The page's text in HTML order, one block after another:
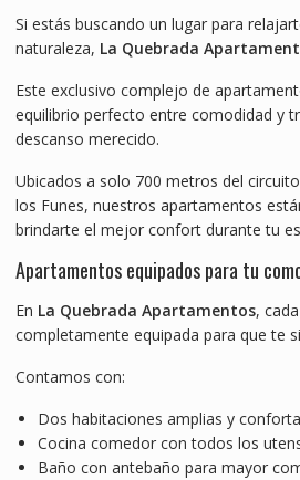
Si estás buscando un lugar para
naturaleza, La Quebrada
Este exclusivo complejo de
equilibrio perfecto entre comodidad y
descanso merecido.
Ubicados a solo 700 metros del
los Funes, nuestros apartamentos
brindarte el mejor confort durante tu
Apartamentos equipados para tu
En La Quebrada Apartamentos,
completamente equipada para que te
Contamos con:
Dos habitaciones amplias y
Cocina comedor con todos los
Baño con antebaño para mayor